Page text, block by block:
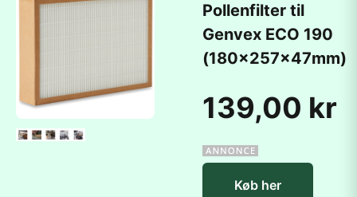
Pollenfilter til
Genvex ECO 190
(180x257x47mm)
139,00 kr
Køb her